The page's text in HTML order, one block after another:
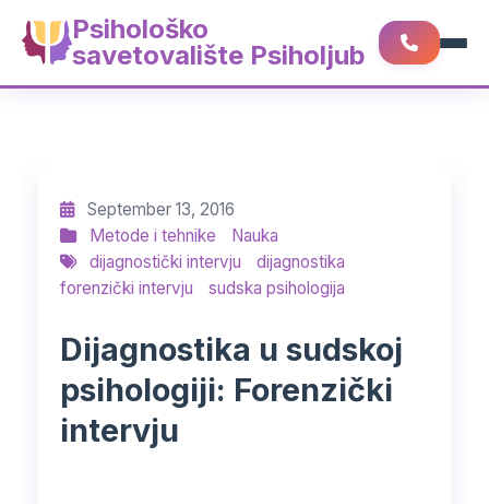
Psihološko
savetovalište Psiholjub
September 13, 2016
Metode i tehnike
Nauka
dijagnostički intervju
dijagnostika
forenzički intervju
sudska psihologija
Dijagnostika u sudskoj
psihologiji: Forenzički
intervju